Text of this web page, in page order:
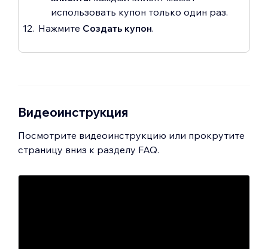
использовать купон только один раз.
Нажмите Создать купон.
Видеоинструкция
Посмотрите видеоинструкцию или прокрутите
страницу вниз к разделу FAQ.